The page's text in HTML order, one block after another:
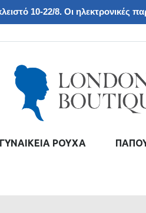
10-22/8. Οι ηλεκτρονικές
ΓΥΝΑΙΚΕΙΑ ΡΟΥΧΑ